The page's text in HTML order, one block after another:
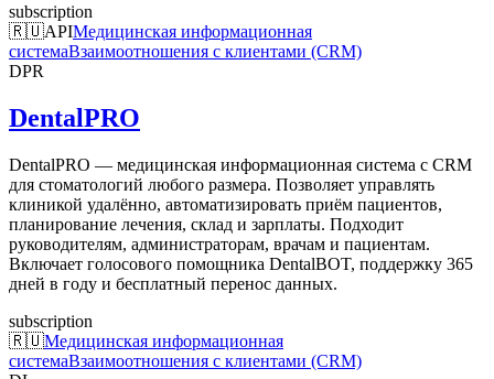
subscription
🇷🇺APIМедицинская информационная
системаВзаимоотношения с клиентами (CRM)
DPR
DentalPRO
DentalPRO — медицинская информационная система с CRM
для стоматологий любого размера. Позволяет управлять
клиникой удалённо, автоматизировать приём пациентов,
планирование лечения, склад и зарплаты. Подходит
руководителям, администраторам, врачам и пациентам.
Включает голосового помощника DentalBOT, поддержку 365
дней в году и бесплатный перенос данных.
subscription
🇷🇺Медицинская информационная
системаВзаимоотношения с клиентами (CRM)